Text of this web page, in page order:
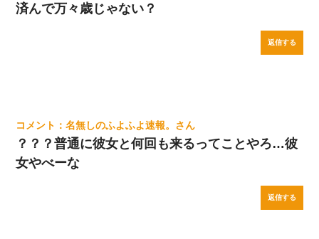
済んで万々歳じゃない？
返信する
名無しのふよふよ速報。
？？？普通に彼女と何回も来るってことやろ…彼
女やべーな
返信する